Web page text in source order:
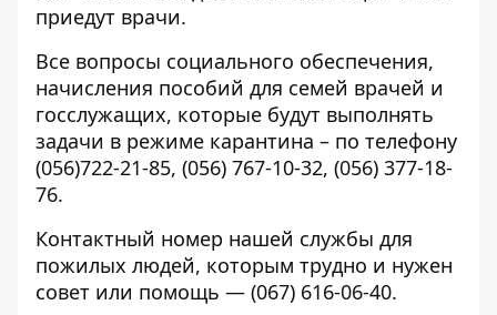
приедут врачи.
Все вопросы социального обеспечения,
начисления пособий для семей врачей и
госслужащих, которые будут выполнять
задачи в режиме карантина – по телефону
(056)722-21-85, (056) 767-10-32, (056) 377-18-
76.
Контактный номер нашей службы для
пожилых людей, которым трудно и нужен
совет или помощь — (067) 616-06-40.